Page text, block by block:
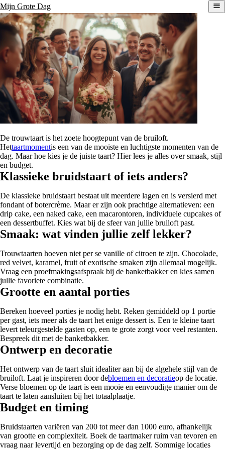
Mijn Grote Dag
De trouwtaart is het zoete hoogtepunt van de bruiloft.
Hettaartmomentis een van de mooiste en luchtigste momenten van de
dag. Maar hoe kies je de juiste taart? Hier lees je alles over smaak, stijl
en budget.
Klassieke bruidstaart of iets anders?
De klassieke bruidstaart bestaat uit meerdere lagen en is versierd met
fondant of botercrème. Maar er zijn ook prachtige alternatieven: een
drip cake, een naked cake, een macarontoren, individuele cupcakes of
een dessertbuffet. Kies wat bij de sfeer van jullie bruiloft past.
Smaak: wat vinden jullie zelf lekker?
Trouwtaarten hoeven niet per se vanille of citroen te zijn. Chocolade,
red velvet, karamel, fruit of exotische smaken zijn allemaal mogelijk.
Vraag een proefmakingsafspraak bij de banketbakker en kies samen
jullie favoriete combinatie.
Grootte en aantal porties
Bereken hoeveel porties je nodig hebt. Reken gemiddeld op 1 portie
per gast, iets meer als de taart het enige dessert is. Een te kleine taart
levert teleurgestelde gasten op, een te grote zorgt voor veel restanten.
Bespreek dit met de banketbakker.
Ontwerp en decoratie
Het ontwerp van de taart sluit idealiter aan bij de algehele stijl van de
bruiloft. Laat je inspireren door debloemen en decoratieop de locatie.
Verse bloemen op de taart is een mooie en eenvoudige manier om de
taart te laten aansluiten bij het totaalplaatje.
Budget en timing
Bruidstaarten variëren van 200 tot meer dan 1000 euro, afhankelijk
van grootte en complexiteit. Boek de taartmaker ruim van tevoren en
vraag naar levertijd en bezorging op de dag zelf. Sommige locaties